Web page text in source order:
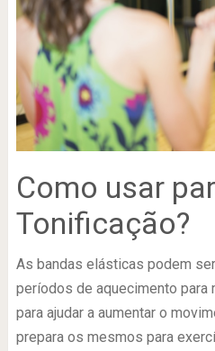
Como usar
Tonificação?
As bandas elásticas podem
períodos de aquecimento
para ajudar a aumentar o
prepara os mesmos para